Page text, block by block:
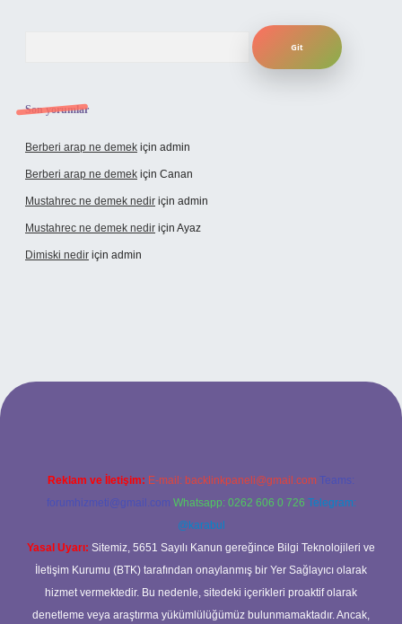
Son yorumlar
Berberi arap ne demek için admin
Berberi arap ne demek için Canan
Mustahrec ne demek nedir için admin
Mustahrec ne demek nedir için Ayaz
Dimiski nedir için admin
güncel adresi
Reklam ve İletişim: E-mail: backlinkpaneli@gmail.com Teams:
forumhizmeti@gmail.com Whatsapp: 0262 606 0 726 Telegram:
@karabul
Yasal Uyarı: Sitemiz, 5651 Sayılı Kanun gereğince Bilgi Teknolojileri ve
İletişim Kurumu (BTK) tarafından onaylanmış bir Yer Sağlayıcı olarak
hizmet vermektedir. Bu nedenle, sitedeki içerikleri proaktif olarak
denetleme veya araştırma yükümlülüğümüz bulunmamaktadır. Ancak,